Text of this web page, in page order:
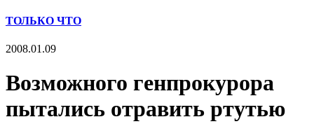
ТОЛЬКО ЧТО
2008.01.09
Возможного генпрокурора
пытались отравить ртутью